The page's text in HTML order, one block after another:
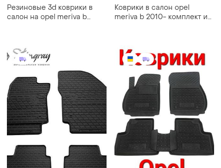
Резиновые 3d коврики в
салон на opel meriva b
Коврики в салон opel
meriva b 2010- комплект из